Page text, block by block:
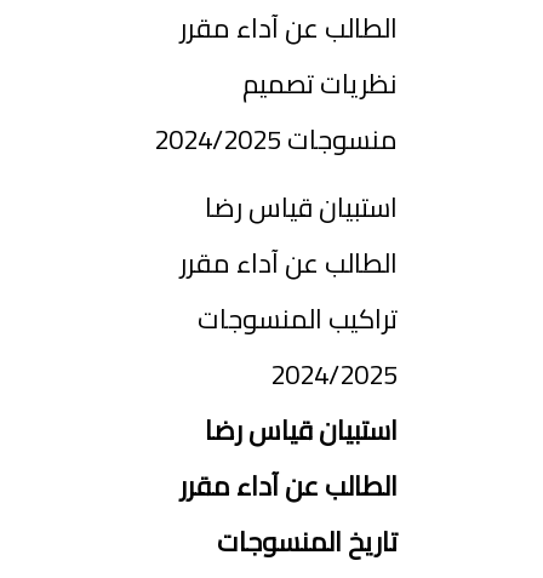
الطالب عن آداء مقرر
نظريات تصميم
منسوجات 2024/2025
استبيان قياس رضا
الطالب عن آداء مقرر
تراكيب المنسوجات
2024/2025
استبيان قياس رضا
الطالب عن آداء مقرر
تاريخ المنسوجات